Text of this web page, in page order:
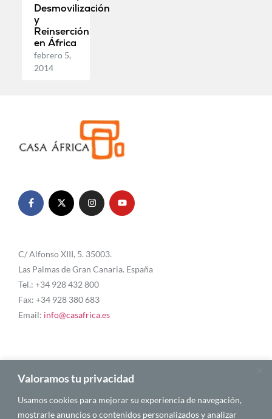
Valoramos tu privacidad
Usamos cookies para mejorar su experiencia de navegación,
mostrarle anuncios o contenidos personalizados y analizar
Desmovilización
y
Reinserción
en África
febrero 5,
2014
C/ Alfonso XIII, 5. 35003.
Las Palmas de Gran Canaria. España
Tel.: +34 928 432 800
Fax: +34 928 380 683
Email: info@casafrica.es
Blog
Quiénes somos